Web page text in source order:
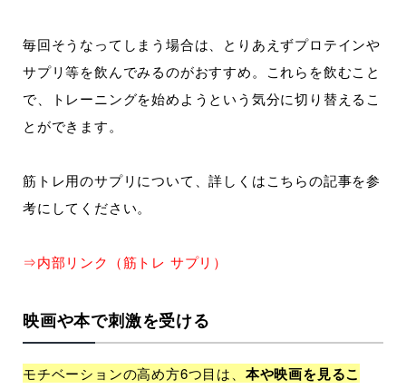
毎回そうなってしまう場合は、とりあえずプロテインや
サプリ等を飲んでみるのがおすすめ。これらを飲むこと
で、トレーニングを始めようという気分に切り替えるこ
とができます。
筋トレ用のサプリについて、詳しくはこちらの記事を参
考にしてください。
⇒内部リンク（筋トレ サプリ）
映画や本で刺激を受ける
モチベーションの高め方6つ目は、 本や映画を見るこ